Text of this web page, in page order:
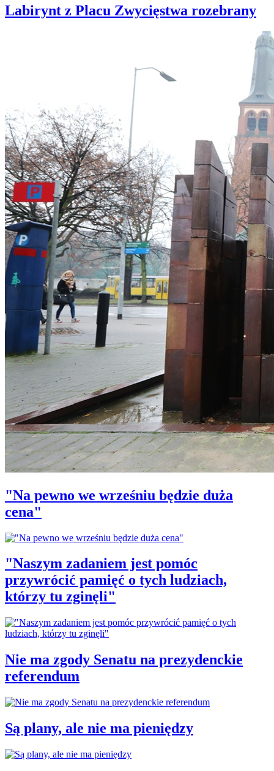
Labirynt z Placu Zwycięstwa rozebrany
"Na pewno we wrześniu będzie duża
cena"
"Naszym zadaniem jest pomóc
przywrócić pamięć o tych ludziach,
którzy tu zginęli"
Nie ma zgody Senatu na prezydenckie
referendum
Są plany, ale nie ma pieniędzy